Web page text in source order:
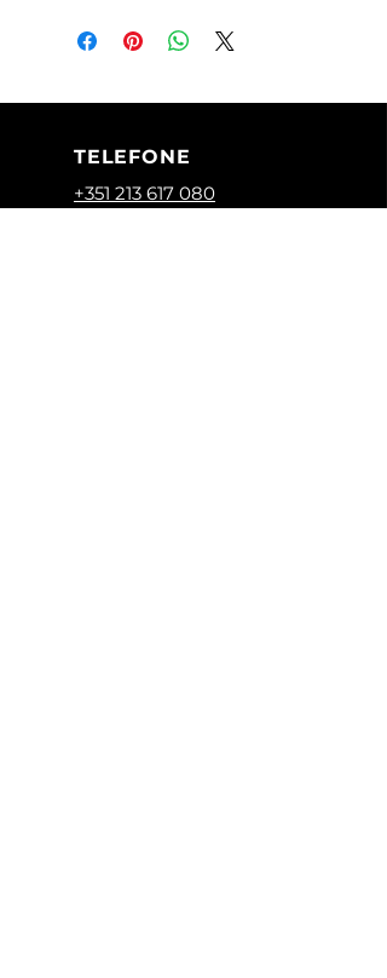
TELEFONE
+351 213 617 080